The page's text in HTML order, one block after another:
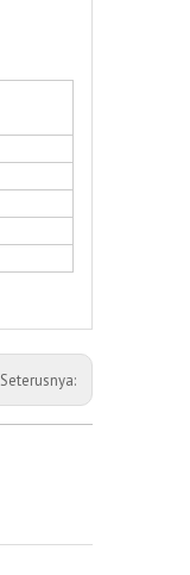
Seterusnya: